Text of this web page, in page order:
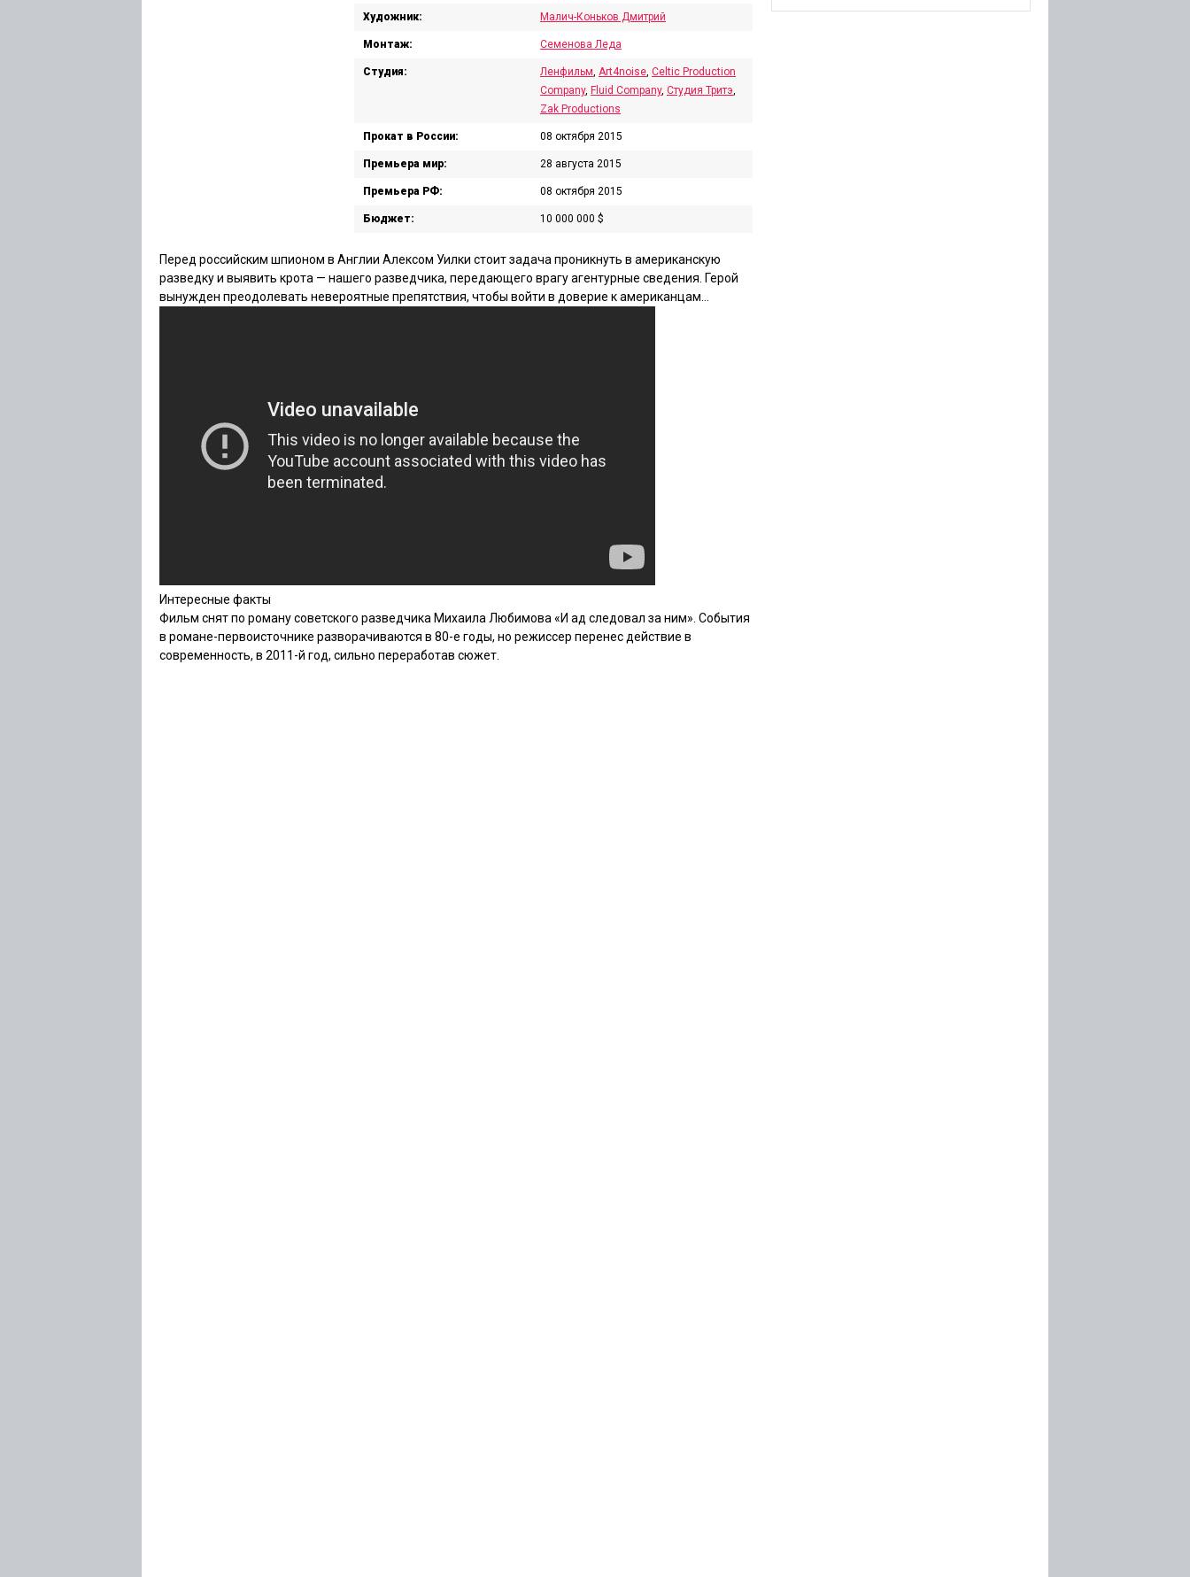
Художник: Малич-Коньков Дмитрий
Монтаж: Семенова Леда
Студия: Ленфильм, Art4noise, Celtic Production
Company, Fluid Company, Студия Тритэ,
Zak Productions
Прокат в России: 08 октября 2015
Премьера мир: 28 августа 2015
Премьера РФ: 08 октября 2015
Бюджет: 10 000 000 $
Перед российским шпионом в Англии Алексом Уилки стоит задача проникнуть в американскую
разведку и выявить крота — нашего разведчика, передающего врагу агентурные сведения. Герой
вынужден преодолевать невероятные препятствия, чтобы войти в доверие к американцам…
Интересные факты
Фильм снят по роману советского разведчика Михаила Любимова «И ад следовал за ним». События
в романе-первоисточнике разворачиваются в 80-е годы, но режиссер перенес действие в
современность, в 2011-й год, сильно переработав сюжет.